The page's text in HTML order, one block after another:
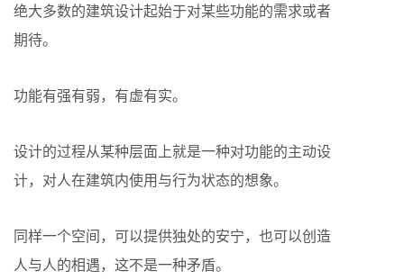
绝大多数的建筑设计起始于对某些功能的需求或者
期待。
功能有强有弱，有虚有实。
设计的过程从某种层面上就是一种对功能的主动设
计，对人在建筑内使用与行为状态的想象。
同样一个空间，可以提供独处的安宁，也可以创造
人与人的相遇，这不是一种矛盾。